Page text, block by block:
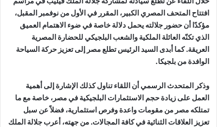
افتتاح المتحف المصري الكبير، المقرر في الأول من نوفمبر المقبل،
مؤكدًا أن حضور جلالته يحمل دلالة خاصة في ضوء الاهتمام العميق
الذي تكنّه العائلة الملكية والشعب البلجيكي للحضارة المصرية
العريقة. كما أبدى السيد الرئيس تطلع مصر إلى تعزيز حركة السياحة
الوافدة من بلجيكا.
وذكر المتحدث الرسمي أن اللقاء تناول كذلك الإشارة إلى أهمية
العمل على زيادة حجم الاستثمارات البلجيكية في مصر، خاصة مع ما
تمتلكه مصر من مقومات واعدة وفرص استثمارية، فضلاً عن سبل
تعزيز العلاقات الثنائية في كافة المجالات. من جهته، أعرب جلالة الملك